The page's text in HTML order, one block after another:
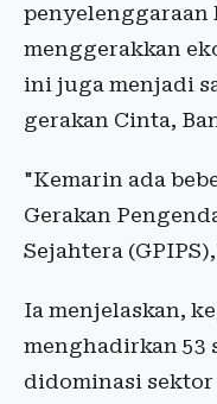
penyelenggaraan
menggerakkan
ini juga menjadi
gerakan Cinta,
"Kemarin ada
Gerakan
Sejahtera
Ia menjelaskan,
menghadirkan 53
didominasi sektor